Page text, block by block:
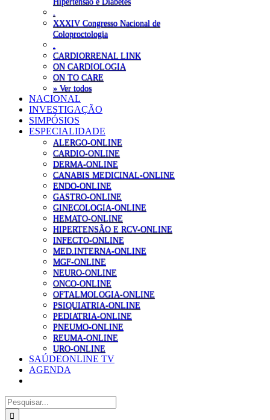
XXXIV Congresso Nacional de
Coloproctologia
CARDIORRENAL LINK
ON CARDIOLOGIA
ON TO CARE
» Ver todos
NACIONAL
INVESTIGAÇÃO
SIMPÓSIOS
ESPECIALIDADE
ALERGO-ONLINE
CARDIO-ONLINE
DERMA-ONLINE
CANABIS MEDICINAL-ONLINE
ENDO-ONLINE
GASTRO-ONLINE
GINECOLOGIA-ONLINE
HEMATO-ONLINE
HIPERTENSÃO E RCV-ONLINE
INFECTO-ONLINE
MED.INTERNA-ONLINE
MGF-ONLINE
NEURO-ONLINE
ONCO-ONLINE
OFTALMOLOGIA-ONLINE
PSIQUIATRIA-ONLINE
PEDIATRIA-ONLINE
PNEUMO-ONLINE
REUMA-ONLINE
URO-ONLINE
SAÚDEONLINE TV
AGENDA
Pesquisar